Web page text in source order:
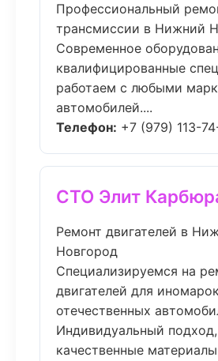
Профессиональный
трансмиссии в Нижний
Современное
квалифицированные
работаем с любыми
автомобилей....
Телефон: +7 (979) 113-
СТО Элит
Ремонт двигателей в
Новгород
Специализируемся на
двигателей для
отечественных
Индивидуальный подход,
качественные